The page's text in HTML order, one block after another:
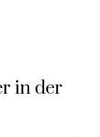
in der